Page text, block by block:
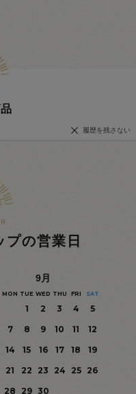
履歴を残さない
プの営業日
9月
MON TUE WED THU FRI SAT
1 2 3 4
5
7 8 9 10 11
12
14 15 16 17 18
19
21 22 23 24 25
26
28 29 30